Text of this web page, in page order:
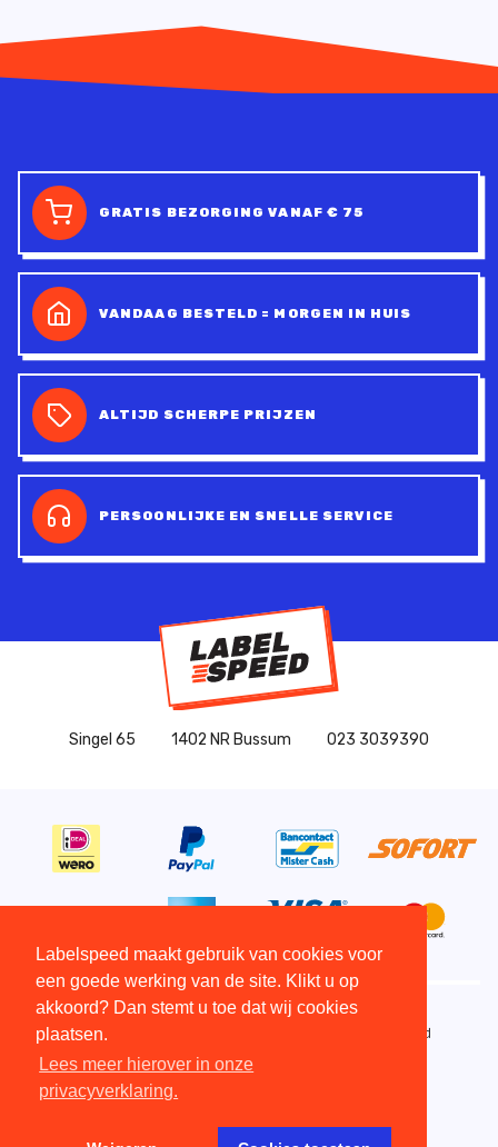
Labelspeed maakt gebruik van cookies voor
een goede werking van de site. Klikt u op
akkoord? Dan stemt u toe dat wij cookies
plaatsen.
Lees meer hierover in onze
privacyverklaring.
GRATIS BEZORGING VANAF € 75
VANDAAG BESTELD = MORGEN IN HUIS
ALTIJD SCHERPE PRIJZEN
PERSOONLIJKE EN SNELLE SERVICE
Singel 65 1402 NR Bussum 023 3039390
Copyright All Rights Reserved © 2015 - 2026 - Labelspeed
Algemene Voorwaarden